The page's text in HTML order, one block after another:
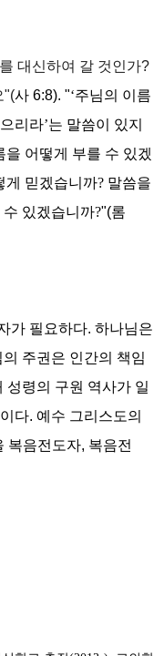
대신하여 갈 것인가?
"(사 6:8). "‘주님의 이름
리라’는 말씀이 있지
을 어떻게 부를 수 있겠
게 믿겠습니까? 말씀을
있겠습니까?"(롬
가 필요하다. 하나님은
주권은 인간의 책임
성령의 구원 역사가 일
다. 예수 그리스도의
복음전도자, 복음전